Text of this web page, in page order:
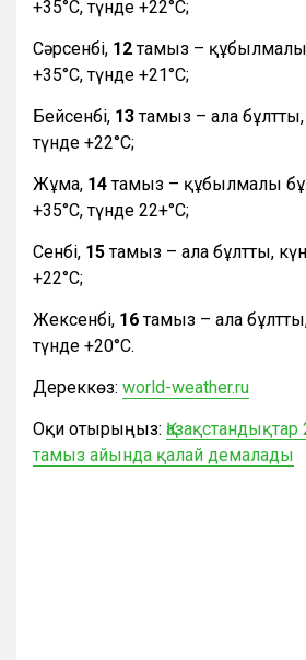
+35°С, түнде +22°С;
Сәрсенбі, 12тамыз – құбылмалы
+35°С, түнде +21°С;
Бейсенбі, 13тамыз – ала бұлтты,
түнде +22°С;
Жұма, 14тамыз – құбылмалы
+35°С, түнде 22+°С;
Сенбі, 15тамыз – ала бұлтты,
+22°С;
Жексенбі, 16тамыз – ала
түнде +20°С.
Дереккөз: world-weather.ru
Оқи отырыңыз:
тамыз айында қалай демалады